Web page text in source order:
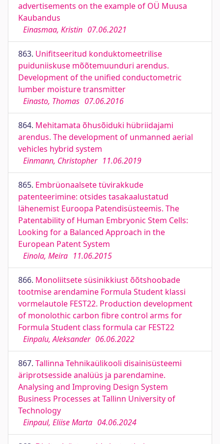
advertisements on the example of OÜ Muusa
Kaubandus
Einasmaa, Kristin 07.06.2021
863. Unifitseeritud konduktomeetrilise
puiduniiskuse mõõtemuunduri arendus.
Development of the unified conductometric
lumber moisture transmitter
Einasto, Thomas 07.06.2016
864. Mehitamata õhusõiduki hübriidajami
arendus. The development of unmanned aerial
vehicles hybrid system
Einmann, Christopher 11.06.2019
865. Embrüonaalsete tüvirakkude
patenteerimine: otsides tasakaalustatud
lähenemist Euroopa Patendisüsteemis. The
Patentability of Human Embryonic Stem Cells:
Looking for a Balanced Approach in the
European Patent System
Einola, Meira 11.06.2015
866. Monoliitsete süsinikkiust õõtshoobade
tootmise arendamine Formula Student klassi
vormelautole FEST22. Production development
of monolothic carbon fibre control arms for
Formula Student class formula car FEST22
Einpalu, Aleksander 06.06.2022
867. Tallinna Tehnikaülikooli disainisüsteemi
äriprotsesside analüüs ja parendamine.
Analysing and Improving Design System
Business Processes at Tallinn University of
Technology
Einpaul, Eliise Marta 04.06.2024